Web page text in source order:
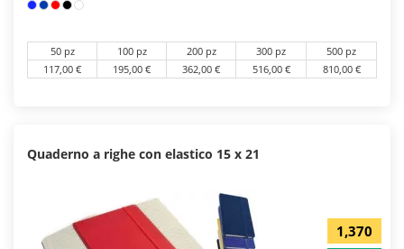
50 pz 100 pz 200 pz 300 pz
500 pz
117,00 €
195,00 € 362,00 € 516,00 € 810,00 €
Quaderno a righe con elastico 15 x 21
1,370